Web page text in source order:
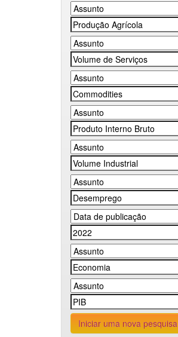
Iniciar uma nova pesquisa